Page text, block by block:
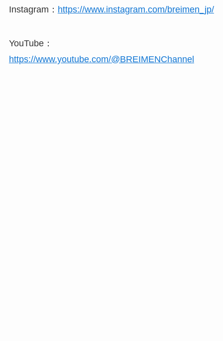
Instagram： https://www.instagram.com/breimen_jp/
YouTube：
https://www.youtube.com/@BREIMENChannel